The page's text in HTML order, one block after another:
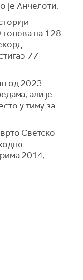
је Анчелоти.
голова на 128
77
од 2023.
али је
у тиму за
Светско
2014,